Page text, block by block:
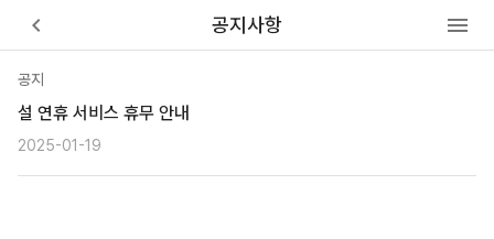
keyboard_arrow_left 공지사항 menu
공지
설 연휴 서비스 휴무 안내
2025-01-19